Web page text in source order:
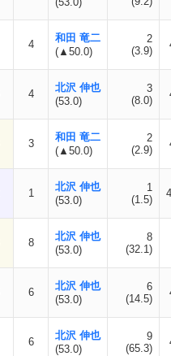
4
和田 竜二
(▲50.0)
2
(3.9)
4
北沢 伸也
(53.0)
3
(8.0)
3
和田 竜二
(▲50.0)
2
(2.9)
1
北沢 伸也
(53.0)
1
(1.5)
8
北沢 伸也
(53.0)
8
(32.1)
6
北沢 伸也
(53.0)
6
(14.5)
6
北沢 伸也
(53.0)
9
(65.3)